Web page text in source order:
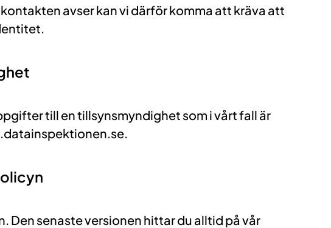
avser kan vi därför komma att kräva att
till en tillsynsmyndighet som i vårt fall är
senaste versionen hittar du alltid på vår